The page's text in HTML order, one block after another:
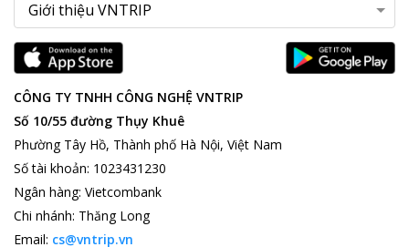
CÔNG TY TNHH CÔNG NGHỆ VNTRIP
Số 10/55 đường Thụy Khuê
Phường Tây Hồ, Thành phố Hà Nội, Việt Nam
Số tài khoản: 1023431230
Ngân hàng: Vietcombank
Chi nhánh: Thăng Long
Email: cs@vntrip.vn